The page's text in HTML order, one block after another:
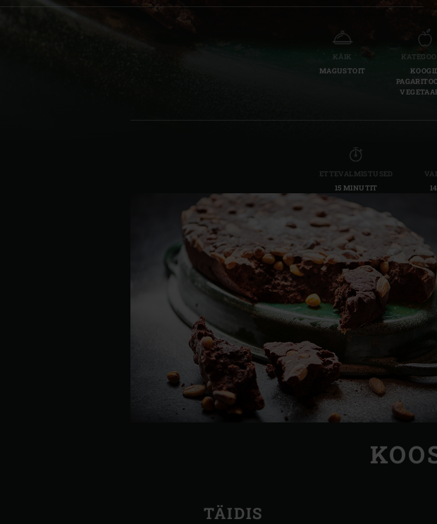
Denmark | Danmark
Hungary | Magyarország
KÄIK
MAGUSTOIT
ETTEVALMISTUSED
15 MINUTIT
TÄIDIS